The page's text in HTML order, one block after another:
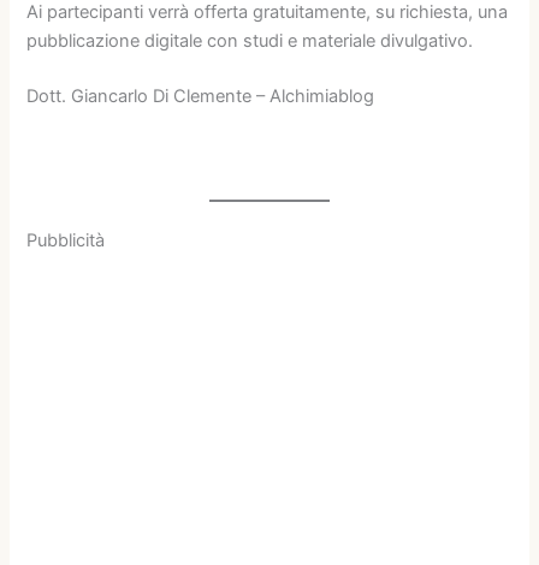
Ai partecipanti verrà offerta gratuitamente, su richiesta, una
pubblicazione digitale con studi e materiale divulgativo.
Dott. Giancarlo Di Clemente – Alchimiablog
Pubblicità